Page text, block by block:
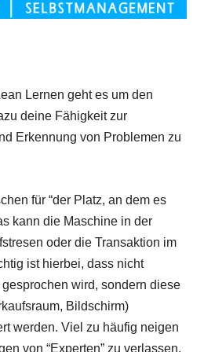
Lernen geht es um den
deine Fähigkeit zur
Erkennung von Problemen zu
für “der Platz, an dem es
kann die Maschine in der
oder die Transaktion im
ist hierbei, dass nicht
wird, sondern diese
Bildschirm)
werden. Viel zu häufig neigen
von “Experten” zu verlassen,